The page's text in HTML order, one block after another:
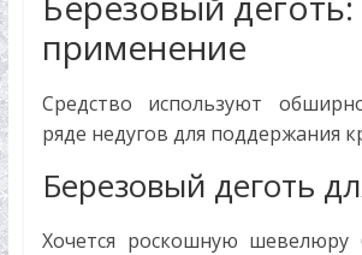
применение
Средство используют
ряде недугов для поддержания
Березовый деготь
Хочется роскошную шевелюру